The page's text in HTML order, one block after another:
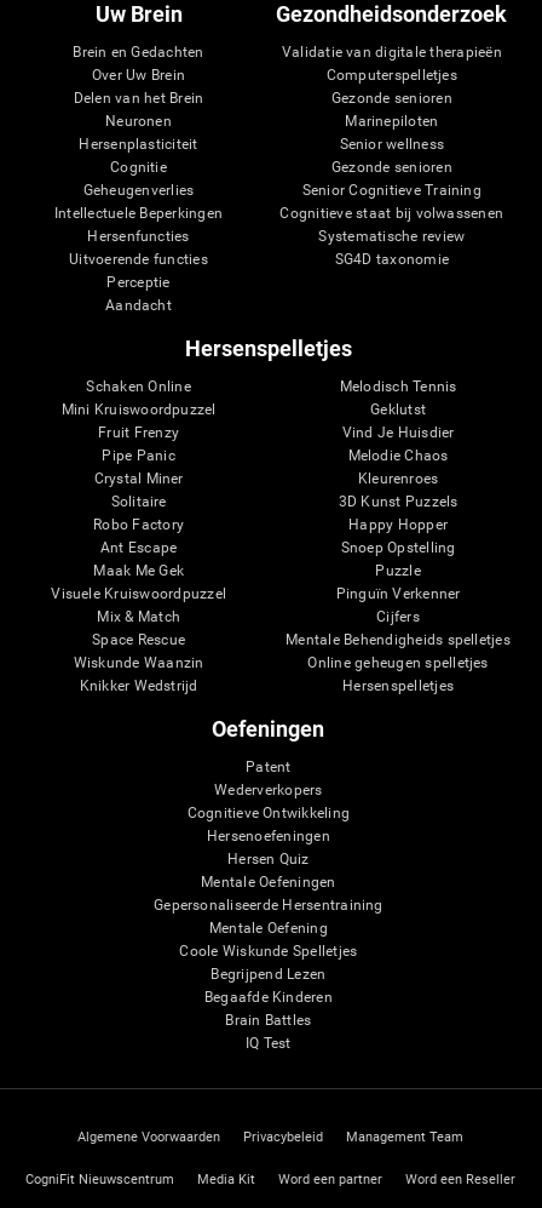
Uw Brein
Brein en Gedachten
Over Uw Brein
Delen van het Brein
Neuronen
Hersenplasticiteit
Cognitie
Geheugenverlies
Intellectuele Beperkingen
Hersenfuncties
Uitvoerende functies
Perceptie
Aandacht
Gezondheidsonderzoek
Validatie van digitale therapieën
Computerspelletjes
Gezonde senioren
Marinepiloten
Senior wellness
Gezonde senioren
Senior Cognitieve Training
Cognitieve staat bij volwassenen
Systematische review
SG4D taxonomie
Hersenspelletjes
Schaken Online
Mini Kruiswoordpuzzel
Fruit Frenzy
Pipe Panic
Crystal Miner
Solitaire
Robo Factory
Ant Escape
Maak Me Gek
Visuele Kruiswoordpuzzel
Mix & Match
Space Rescue
Wiskunde Waanzin
Knikker Wedstrijd
Melodisch Tennis
Geklutst
Vind Je Huisdier
Melodie Chaos
Kleurenroes
3D Kunst Puzzels
Happy Hopper
Snoep Opstelling
Puzzle
Pinguïn Verkenner
Cijfers
Mentale Behendigheids spelletjes
Online geheugen spelletjes
Hersenspelletjes
Oefeningen
Patent
Wederverkopers
Cognitieve Ontwikkeling
Hersenoefeningen
Hersen Quiz
Mentale Oefeningen
Gepersonaliseerde Hersentraining
Mentale Oefening
Coole Wiskunde Spelletjes
Begrijpend Lezen
Begaafde Kinderen
Brain Battles
IQ Test
Algemene Voorwaarden Privacybeleid Management Team
CogniFit Nieuwscentrum Media Kit Word een partner Word een Reseller